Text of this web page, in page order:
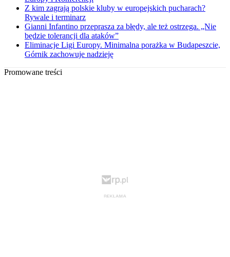
Z kim zagrają polskie kluby w europejskich pucharach?
Rywale i terminarz
Gianni Infantino przeprasza za błędy, ale też ostrzega. „Nie
będzie tolerancji dla ataków”
Eliminacje Ligi Europy. Minimalna porażka w Budapeszcie,
Górnik zachowuje nadzieję
Promowane treści